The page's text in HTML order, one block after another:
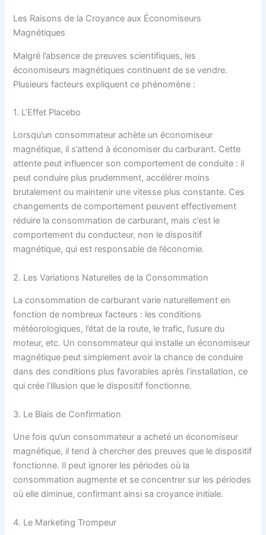
Les Raisons de la Croyance aux Économiseurs
Magnétiques
Malgré l’absence de preuves scientifiques, les
économiseurs magnétiques continuent de se vendre.
Plusieurs facteurs expliquent ce phénomène :
1. L’Effet Placebo
Lorsqu’un consommateur achète un économiseur
magnétique, il s’attend à économiser du carburant. Cette
attente peut influencer son comportement de conduite : il
peut conduire plus prudemment, accélérer moins
brutalement ou maintenir une vitesse plus constante. Ces
changements de comportement peuvent effectivement
réduire la consommation de carburant, mais c’est le
comportement du conducteur, non le dispositif
magnétique, qui est responsable de l’économie.
2. Les Variations Naturelles de la Consommation
La consommation de carburant varie naturellement en
fonction de nombreux facteurs : les conditions
météorologiques, l’état de la route, le trafic, l’usure du
moteur, etc. Un consommateur qui installe un économiseur
magnétique peut simplement avoir la chance de conduire
dans des conditions plus favorables après l’installation, ce
qui crée l’illusion que le dispositif fonctionne.
3. Le Biais de Confirmation
Une fois qu’un consommateur a acheté un économiseur
magnétique, il tend à chercher des preuves que le dispositif
fonctionne. Il peut ignorer les périodes où la
consommation augmente et se concentrer sur les périodes
où elle diminue, confirmant ainsi sa croyance initiale.
4. Le Marketing Trompeur